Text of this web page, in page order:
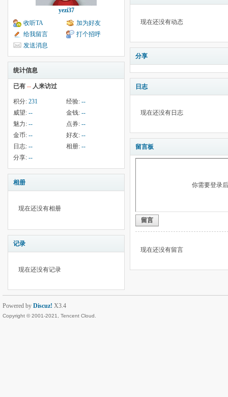
yezi37
收听TA
加为好友
给我留言
打个招呼
发送消息
统计信息
已有 -- 人来访过
积分: 231 经验: --
威望: -- 金钱: --
魅力: -- 点券: --
金币: -- 好友: --
日志: -- 相册: --
分享: --
相册
现在还没有相册
记录
现在还没有记录
现在还没有动态
分享
日志
现在还没有日志
留言板
你需要登录
留言
现在还没有留言
Powered by Discuz! X3.4
Copyright © 2001-2021, Tencent Cloud.